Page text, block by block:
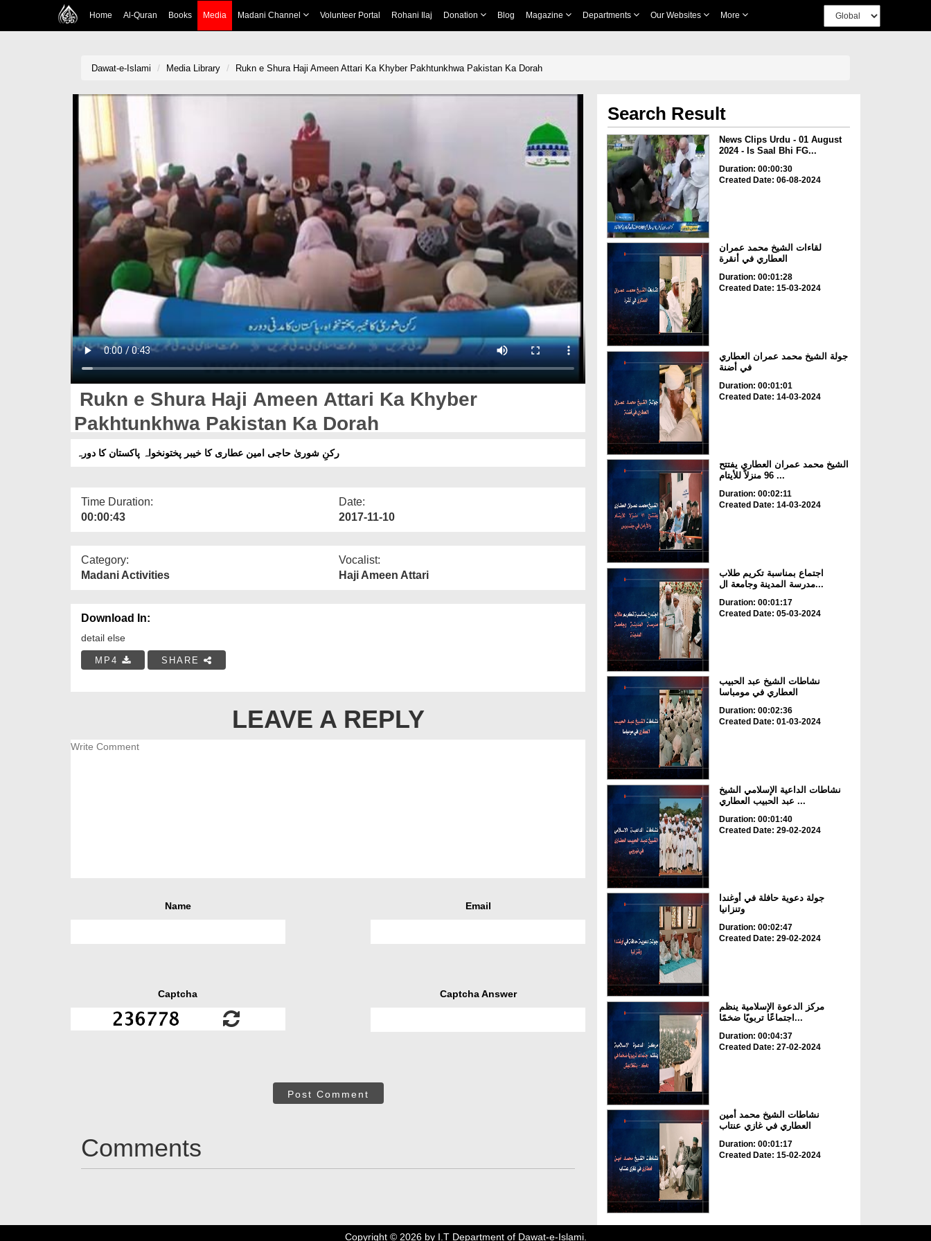
Home Al-Quran Books Media Madani Channel Volunteer Portal Rohani Ilaj Donation Blog Magazine Departments Our Websites More
Dawat-e-Islami Media Library Rukn e Shura Haji Ameen Attari Ka Khyber Pakhtunkhwa Pakistan Ka Dorah
Rukn e Shura Haji Ameen Attari Ka Khyber
Pakhtunkhwa Pakistan Ka Dorah
رکنِ شوریٰ حاجی امین عطاری کا خیبر پختونخواہ پاکستان کا دورہ
Time Duration:
00:00:43
Date:
2017-11-10
Category:
Madani Activities
Vocalist:
Haji Ameen Attari
Download In:
detail else
MP4 SHARE
LEAVE A REPLY
Name Email
Captcha Captcha Answer
Post Comment
Comments
Search Result
News Clips Urdu - 01 August
2024 - Is Saal Bhi FG...
Duration: 00:00:30
Created Date: 06-08-2024
لقاءات الشيخ محمد عمران
العطاري في أنقرة
Duration: 00:01:28
Created Date: 15-03-2024
جولة الشيخ محمد عمران العطاري
في أضنة
Duration: 00:01:01
Created Date: 14-03-2024
الشيخ محمد عمران العطاري يفتتح
96 منزلاً للأيتام ...
Duration: 00:02:11
Created Date: 14-03-2024
اجتماع بمناسبة تكريم طلاب
مدرسة المدينة وجامعة ال...
Duration: 00:01:17
Created Date: 05-03-2024
نشاطات الشيخ عبد الحبيب
العطاري في مومباسا
Duration: 00:02:36
Created Date: 01-03-2024
نشاطات الداعية الإسلامي الشيخ
عبد الحبيب العطاري ...
Duration: 00:01:40
Created Date: 29-02-2024
جولة دعوية حافلة في أوغندا
وتنزانيا
Duration: 00:02:47
Created Date: 29-02-2024
مركز الدعوة الإسلامية ينظم
اجتماعًا تربويًا ضخمًا...
Duration: 00:04:37
Created Date: 27-02-2024
نشاطات الشيخ محمد أمين
العطاري في غازي عنتاب
Duration: 00:01:17
Created Date: 15-02-2024
Copyright © 2026by I.T Department of Dawat-e-Islami.